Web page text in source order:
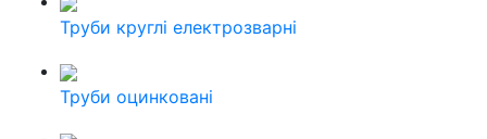
Труби круглі електрозварні
Труби оцинковані